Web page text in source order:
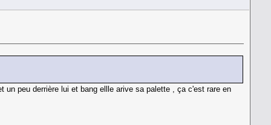
peu derrière lui et bang ellle arive sa palette , ça c'est rare en